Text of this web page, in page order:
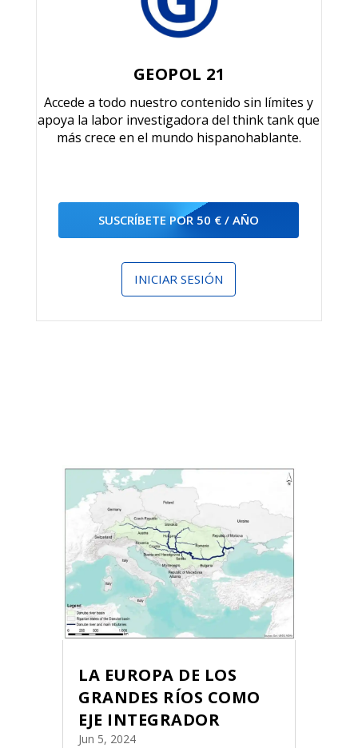
GEOPOL 21
Accede a todo nuestro contenido sin límites y
apoya la labor investigadora del think tank que
más crece en el mundo hispanohablante.
SUSCRÍBETE POR 50 € / AÑO
INICIAR SESIÓN
LA EUROPA DE LOS
GRANDES RÍOS COMO
EJE INTEGRADOR
Jun 5, 2024